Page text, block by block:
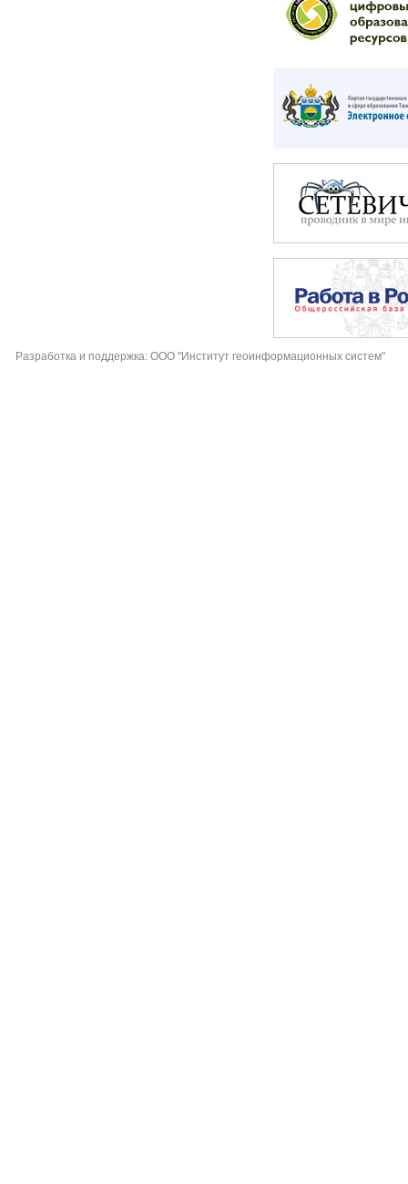
Разработка и поддержка: ООО "Институт геоинформационных систем"